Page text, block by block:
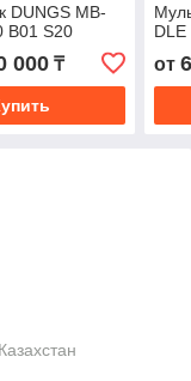
DUNGS MB-
B01 S20
000₸ от